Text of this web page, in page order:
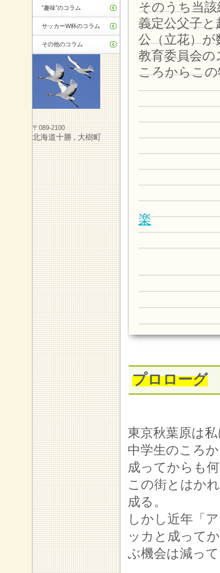
そのうち当
義定公父子
公（立花）
教育委員会
ころからこ
『 遠
—
楽
プロローグ
東京秋葉原は
中学生のころ
成ってからも
この街とはか
成る。
しかし近年「
ッカと成って
ぶ機会は減っ
”趣味”のコラム
サッカーW杯のコラム
その他のコラム
〒089-2100
北海道十勝 ,大樹町